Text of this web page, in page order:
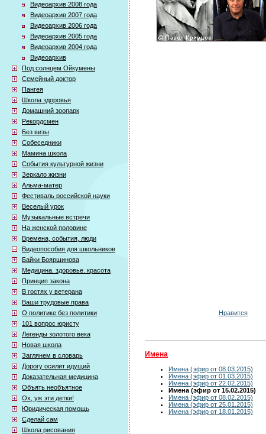
Видеоархив 2008 года
Видеоархив 2007 года
Видеоархив 2006 года
Видеоархив 2005 года
Видеоархив 2004 года
Видеоархив
Под солнцем Ойкумены
Семейный доктор
Пангея
Школа здоровья
Домашний зоопарк
Рекордсмен
Без визы
Собеседники
Мамина школа
События культурной жизни
Зеркало жизни
Альма-матер
Фестиваль российской науки
Веселый урок
Музыкальные встречи
На женской половине
Времена, события, люди
Видеопособия для школьников
Байки Бояршинова
Медицина. здоровье. красота
Принцип закона
В гостях у ветерана
Ваши трудовые права
О политике без политики
101 вопрос юристу
Легенды золотого века
Новая школа
Заглянем в словарь
Дорогу осилит идущий
Доказательная медицина
Объять необъятное
Ох, уж эти детки!
Юридическая помощь
Сделай сам
Школа рисования
Нравится
Имена
Имена (эфир от 08.03.2015)
Имена (эфир от 01.03.2015)
Имена (эфир от 22.02.2015)
Имена (эфир от 15.02.2015)
Имена (эфир от 08.02.2015)
Имена (эфир от 25.01.2015)
Имена (эфир от 18.01.2015)